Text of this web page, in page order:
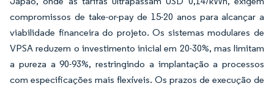
compromissos de take-or-pay de 15-20 anos para alcançar a
viabilidade financeira do projeto. Os sistemas modulares de
VPSA reduzem o investimento inicial em 20-30%, mas limitam
a pureza a 90-93%, restringindo a implantação a processos
com especificações mais flexíveis. Os prazos de execução de